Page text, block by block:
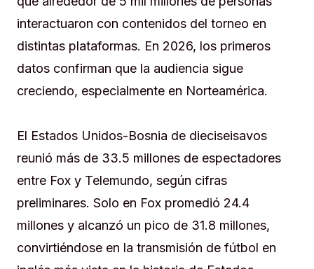
interactuaron con contenidos del torneo en
distintas plataformas. En 2026, los primeros
datos confirman que la audiencia sigue
creciendo, especialmente en Norteamérica.
El Estados Unidos-Bosnia de dieciseisavos
reunió más de 33.5 millones de espectadores
entre Fox y Telemundo, según cifras
preliminares. Solo en Fox promedió 24.4
millones y alcanzó un pico de 31.8 millones,
convirtiéndose en la transmisión de fútbol en